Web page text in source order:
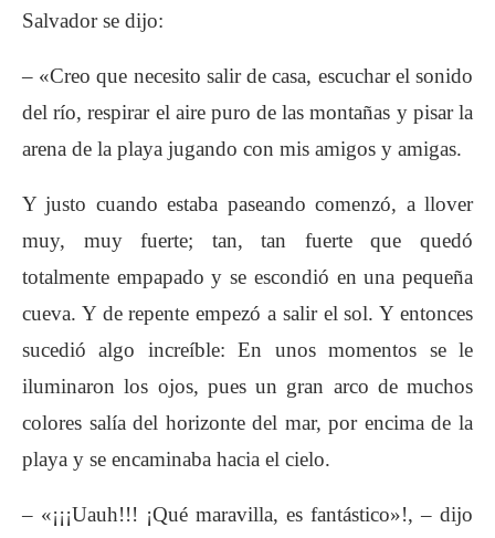
Salvador se dijo:
– «Creo que necesito salir de casa, escuchar el sonido
del río, respirar el aire puro de las montañas y pisar la
arena de la playa jugando con mis amigos y amigas.
Y justo cuando estaba paseando comenzó, a llover
muy, muy fuerte; tan, tan fuerte que quedó
totalmente empapado y se escondió en una pequeña
cueva. Y de repente empezó a salir el sol. Y entonces
sucedió algo increíble: En unos momentos se le
iluminaron los ojos, pues un gran arco de muchos
colores salía del horizonte del mar, por encima de la
playa y se encaminaba hacia el cielo.
– «¡¡¡Uauh!!! ¡Qué maravilla, es fantástico»!, – dijo